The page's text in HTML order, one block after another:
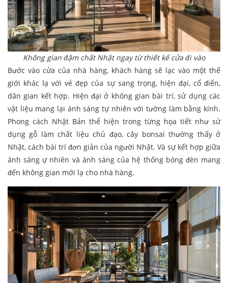
Không gian đậm chất Nhật ngay từ thiết kế cửa đi vào
Bước vào cửa của nhà hàng, khách hàng sẽ lạc vào một thế
giới khác lạ với vẻ đẹp của sự sang trọng, hiện đại, cổ điển,
dân gian kết hợp. Hiện đại ở không gian bài trí, sử dụng các
vật liệu mang lại ánh sáng tự nhiên với tường làm bằng kính.
Phong cách Nhật Bản thể hiện trong từng họa tiết như sử
dụng gỗ làm chất liệu chủ đạo, cây bonsai thường thấy ở
Nhật, cách bài trí đơn giản của người Nhật. Và sự kết hợp giữa
ánh sáng ự nhiên và ánh sáng của hệ thống bóng đèn mang
đến không gian mới lạ cho nhà hàng.